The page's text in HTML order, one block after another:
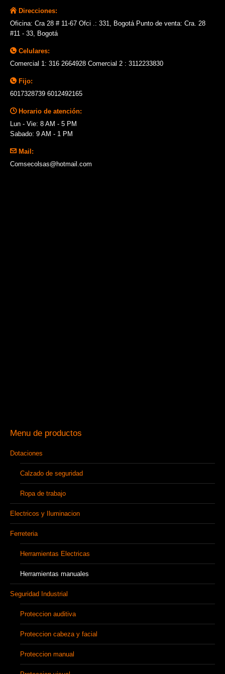
Direcciones:
Oficina: Cra 28 # 11-67 Ofci .: 331, Bogotá Punto de venta: Cra. 28
#11 - 33, Bogotá
Celulares:
Comercial 1: 316 2664928 Comercial 2 : 3112233830
Fijo:
6017328739 6012492165
Horario de atención:
Lun - Vie: 8 AM - 5 PM
Sabado: 9 AM - 1 PM
Mail:
Comsecolsas@hotmail.com
Menu de productos
Dotaciones
Calzado de seguridad
Ropa de trabajo
Electricos y Iluminacion
Ferreteria
Herramientas Electricas
Herramientas manuales
Seguridad Industrial
Proteccion auditiva
Proteccion cabeza y facial
Proteccion manual